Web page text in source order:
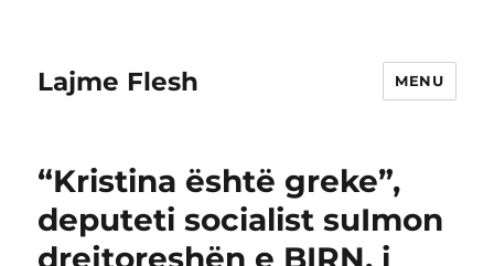
Lajme Flesh MENU
“Kristina është greke”,
deputeti socialist suImon
drejtoreshën e BIRN, i